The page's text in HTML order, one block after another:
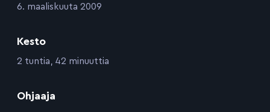
:6. maaliskuuta 2009
Kesto
:2 tuntia, 42 minuuttia
Ohjaaja